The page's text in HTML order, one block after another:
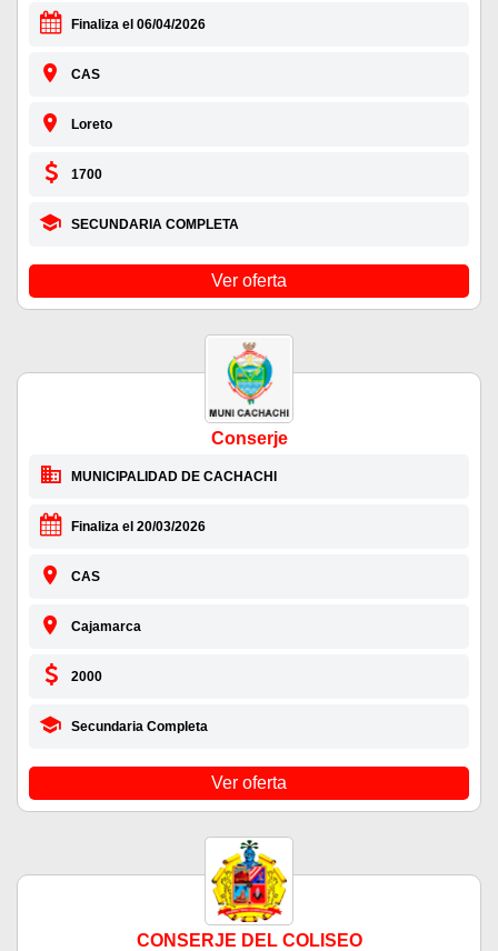
Finaliza el 06/04/2026
CAS
Loreto
1700
SECUNDARIA COMPLETA
Ver oferta
Conserje
MUNICIPALIDAD DE CACHACHI
Finaliza el 20/03/2026
CAS
Cajamarca
2000
Secundaria Completa
Ver oferta
CONSERJE DEL COLISEO